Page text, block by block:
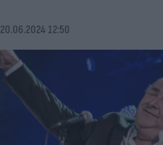
20.06.2024 12:50